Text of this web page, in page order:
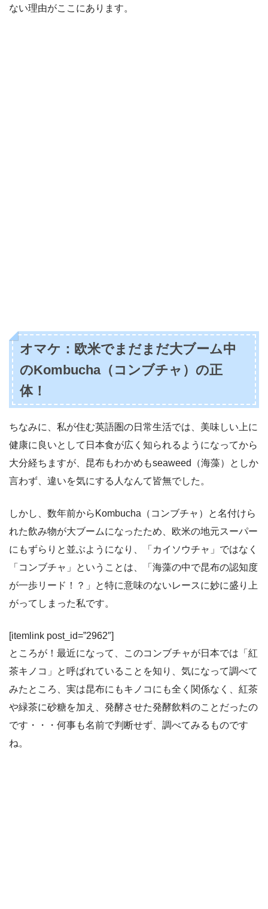
ない理由がここにあります。
オマケ：欧米でまだまだ大ブーム中
のKombucha（コンブチャ）の正
体！
ちなみに、私が住む英語圏の日常生活では、美味しい上に
健康に良いとして日本食が広く知られるようになってから
大分経ちますが、昆布もわかめもseaweed（海藻）としか
言わず、違いを気にする人なんて皆無でした。
しかし、数年前からKombucha（コンブチャ）と名付けら
れた飲み物が大ブームになったため、欧米の地元スーパー
にもずらりと並ぶようになり、「カイソウチャ」ではなく
「コンブチャ」ということは、「海藻の中で昆布の認知度
が一歩リード！？」と特に意味のないレースに妙に盛り上
がってしまった私です。
[itemlink post_id=”2962″]
ところが！最近になって、このコンブチャが日本では「紅
茶キノコ」と呼ばれていることを知り、気になって調べて
みたところ、実は昆布にもキノコにも全く関係なく、紅茶
や緑茶に砂糖を加え、発酵させた発酵飲料のことだったの
です・・・何事も名前で判断せず、調べてみるものです
ね。